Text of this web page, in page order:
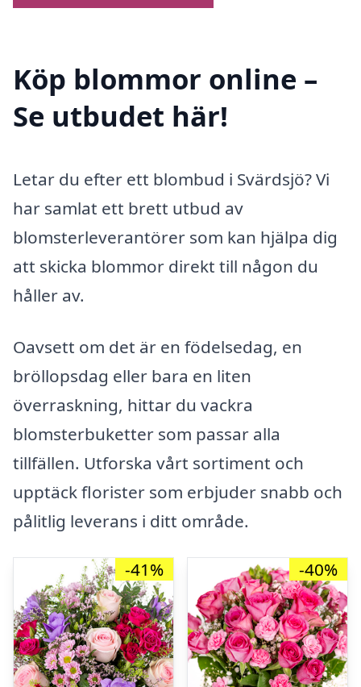
Köp blommor online –
Se utbudet här!
Letar du efter ett blombud i Svärdsjö? Vi
har samlat ett brett utbud av
blomsterleverantörer som kan hjälpa dig
att skicka blommor direkt till någon du
håller av.
Oavsett om det är en födelsedag, en
bröllopsdag eller bara en liten
överraskning, hittar du vackra
blomsterbuketter som passar alla
tillfällen. Utforska vårt sortiment och
upptäck florister som erbjuder snabb och
pålitlig leverans i ditt område.
-41% -40%